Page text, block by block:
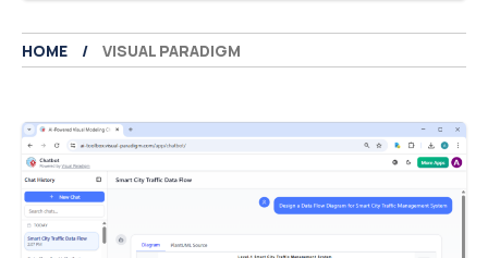
HOME VISUAL PARADIGM